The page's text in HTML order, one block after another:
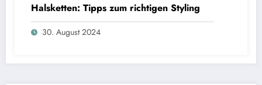
Halsketten: Tipps zum richtigen Styling
30. August 2024